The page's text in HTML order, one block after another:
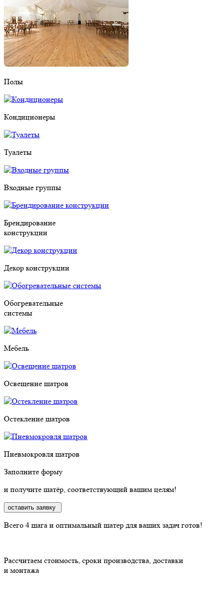
Полы
Кондиционеры
Туалеты
Входные группы
Брендирование
конструкции
Декор конструкции
Обогревательные
системы
Мебель
Освещение шатров
Остекление шатров
Пневмокровля шатров
Заполните форму
и получите шатёр, соответствующий вашим целям!
оставить заявку
Всего 4 шага и оптимальный шатер для ваших задач готов!
Рассчитаем стоимость, сроки производства, доставки
и монтажа